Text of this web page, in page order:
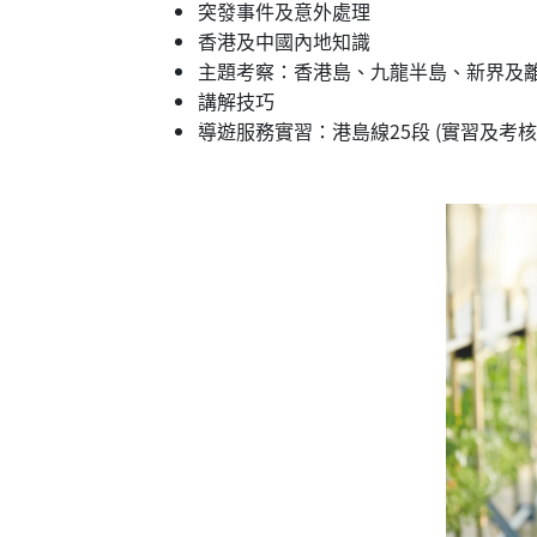
突發事件及意外處理
香港及中國內地知識
主題考察：香港島、九龍半島、新界及
講解技巧
導遊服務實習：港島線25段 (實習及考